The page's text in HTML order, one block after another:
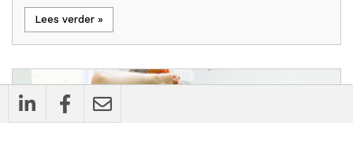
Lees verder »